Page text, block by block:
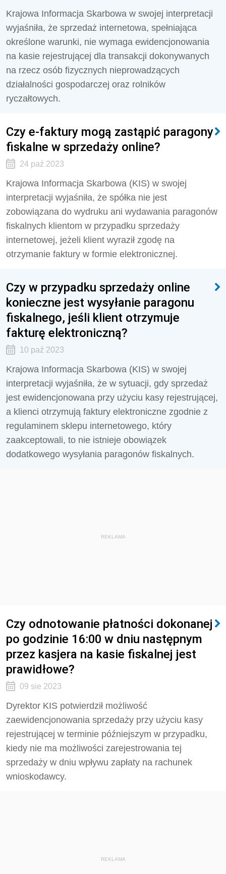
Krajowa Informacja Skarbowa w swojej interpretacji
wyjaśniła, że sprzedaż internetowa, spełniająca
określone warunki, nie wymaga ewidencjonowania
na kasie rejestrującej dla transakcji dokonywanych
na rzecz osób fizycznych nieprowadzących
działalności gospodarczej oraz rolników
ryczałtowych.
Czy e-faktury mogą zastąpić paragony
fiskalne w sprzedaży online?
24 paź 2023
Krajowa Informacja Skarbowa (KIS) w swojej
interpretacji wyjaśniła, że spółka nie jest
zobowiązana do wydruku ani wydawania paragonów
fiskalnych klientom w przypadku sprzedaży
internetowej, jeżeli klient wyraził zgodę na
otrzymanie faktury w formie elektronicznej.
Czy w przypadku sprzedaży online
konieczne jest wysyłanie paragonu
fiskalnego, jeśli klient otrzymuje
fakturę elektroniczną?
10 paź 2023
Krajowa Informacja Skarbowa (KIS) w swojej
interpretacji wyjaśniła, że w sytuacji, gdy sprzedaż
jest ewidencjonowana przy użyciu kasy rejestrującej,
a klienci otrzymują faktury elektroniczne zgodnie z
regulaminem sklepu internetowego, który
zaakceptowali, to nie istnieje obowiązek
dodatkowego wysyłania paragonów fiskalnych.
REKLAMA
Czy odnotowanie płatności dokonanej
po godzinie 16:00 w dniu następnym
przez kasjera na kasie fiskalnej jest
prawidłowe?
09 sie 2023
Dyrektor KIS potwierdził możliwość
zaewidencjonowania sprzedaży przy użyciu kasy
rejestrującej w terminie późniejszym w przypadku,
kiedy nie ma możliwości zarejestrowania tej
sprzedaży w dniu wpływu zapłaty na rachunek
wnioskodawcy.
REKLAMA